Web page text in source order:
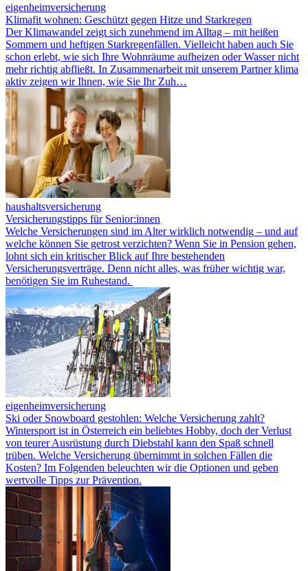
eigenheimversicherung
Klimafit wohnen: Geschützt gegen Hitze und Starkregen
Der Klimawandel zeigt sich zunehmend im Alltag – mit heißen
Sommern und heftigen Starkregenfällen. Vielleicht haben auch Sie
schon erlebt, wie sich Ihre Wohnräume aufheizen oder Wasser nicht
mehr richtig abfließt. In Zusammenarbeit mit unserem Partner klima
aktiv zeigen wir Ihnen, wie Sie Ihr Zuh…
haushaltsversicherung
Versicherungstipps für Senior:innen
Welche Versicherungen sind im Alter wirklich notwendig – und auf
welche können Sie getrost verzichten? Wenn Sie in Pension gehen,
lohnt sich ein kritischer Blick auf Ihre bestehenden
Versicherungsverträge. Denn nicht alles, was früher wichtig war,
benötigen Sie im Ruhestand.
eigenheimversicherung
Ski oder Snowboard gestohlen: Welche Versicherung zahlt?
Wintersport ist in Österreich ein beliebtes Hobby, doch der Verlust
von teurer Ausrüstung durch Diebstahl kann den Spaß schnell
trüben. Welche Versicherung übernimmt in solchen Fällen die
Kosten? Im Folgenden beleuchten wir die Optionen und geben
wertvolle Tipps zur Prävention.